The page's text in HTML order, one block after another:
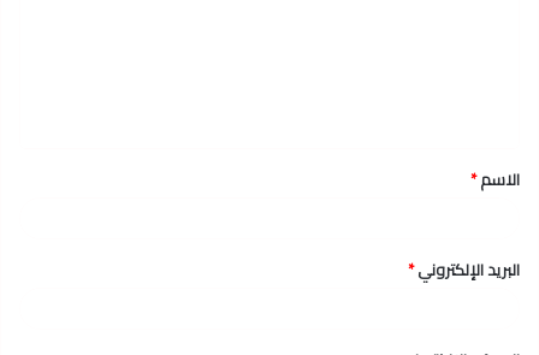
*
الاسم*
البريد الإلكتروني*